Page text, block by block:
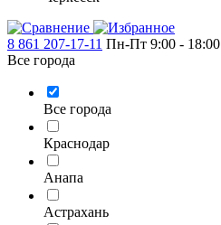
8 861 207-17-11 Пн-Пт 9:00 - 18:00
Все города
Все города
Краснодар
Анапа
Астрахань